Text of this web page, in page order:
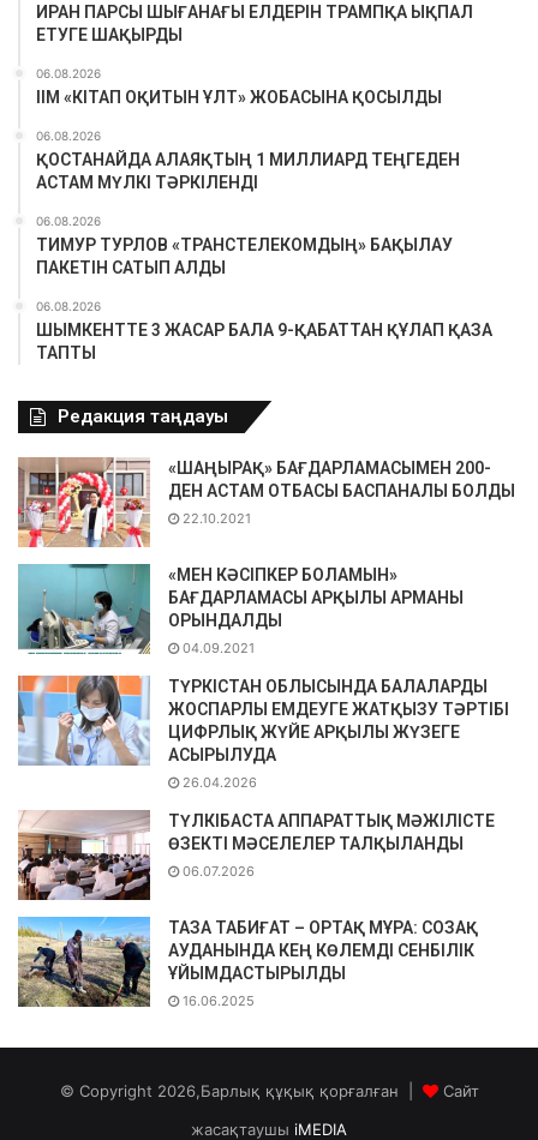
ИРАН ПАРСЫ ШЫҒАНАҒЫ ЕЛДЕРІН ТРАМПҚА ЫҚПАЛ
ЕТУГЕ ШАҚЫРДЫ
06.08.2026
ІІМ «КІТАП ОҚИТЫН ҰЛТ» ЖОБАСЫНА ҚОСЫЛДЫ
06.08.2026
ҚОСТАНАЙДА АЛАЯҚТЫҢ 1 МИЛЛИАРД ТЕҢГЕДЕН
АСТАМ МҮЛКІ ТӘРКІЛЕНДІ
06.08.2026
ТИМУР ТУРЛОВ «ТРАНСТЕЛЕКОМДЫҢ» БАҚЫЛАУ
ПАКЕТІН САТЫП АЛДЫ
06.08.2026
ШЫМКЕНТТЕ 3 ЖАСАР БАЛА 9-ҚАБАТТАН ҚҰЛАП ҚАЗА
ТАПТЫ
Редакция таңдауы
«ШАҢЫРАҚ» БАҒДАРЛАМАСЫМЕН 200-
ДЕН АСТАМ ОТБАСЫ БАСПАНАЛЫ БОЛДЫ
22.10.2021
«МЕН КӘСІПКЕР БОЛАМЫН»
БАҒДАРЛАМАСЫ АРҚЫЛЫ АРМАНЫ
ОРЫНДАЛДЫ
04.09.2021
ТҮРКІСТАН ОБЛЫСЫНДА БАЛАЛАРДЫ
ЖОСПАРЛЫ ЕМДЕУГЕ ЖАТҚЫЗУ ТӘРТІБІ
ЦИФРЛЫҚ ЖҮЙЕ АРҚЫЛЫ ЖҮЗЕГЕ
АСЫРЫЛУДА
26.04.2026
ТҮЛКІБАСТА АППАРАТТЫҚ МӘЖІЛІСТЕ
ӨЗЕКТІ МӘСЕЛЕЛЕР ТАЛҚЫЛАНДЫ
06.07.2026
ТАЗА ТАБИҒАТ – ОРТАҚ МҰРА: СОЗАҚ
АУДАНЫНДА КЕҢ КӨЛЕМДІ СЕНБІЛІК
ҰЙЫМДАСТЫРЫЛДЫ
16.06.2025
© Copyright 2026,Барлық құқық қорғалған |
Сайт
жасақтаушы iMEDIA